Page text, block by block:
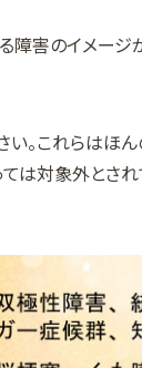
障害のイメージ
。これらはほん
は対象外とさ